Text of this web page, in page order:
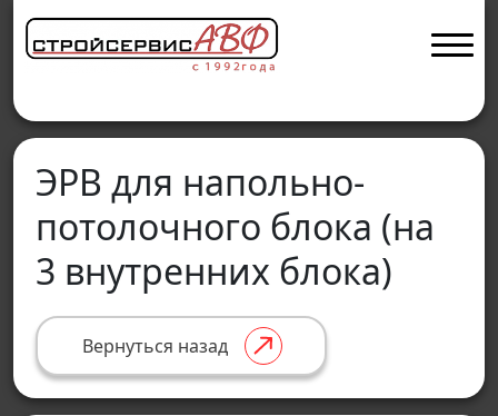
ЭРВ для напольно-
потолочного блока (на
3 внутренних блока)
Вернуться назад